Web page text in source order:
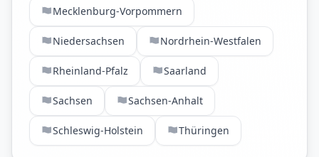
Mecklenburg-Vorpommern
Niedersachsen Nordrhein-Westfalen
Rheinland-Pfalz Saarland
Sachsen Sachsen-Anhalt
Schleswig-Holstein Thüringen